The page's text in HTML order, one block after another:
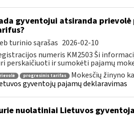
gyventojui atsiranda
turinio sąrašas 2026-02-10
numeris KM2503 Ši
perskaičiuoti ir sumokėti pajamų
progresinis tarifas Mokesčių žinyno
gyventojų pajamų deklaravimas
nuolatiniai Lietuvos